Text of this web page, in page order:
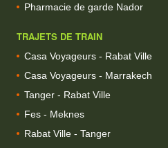
Pharmacie de garde Nador
TRAJETS DE TRAIN
Casa Voyageurs - Rabat Ville
Casa Voyageurs - Marrakech
Tanger - Rabat Ville
Fes - Meknes
Rabat Ville - Tanger